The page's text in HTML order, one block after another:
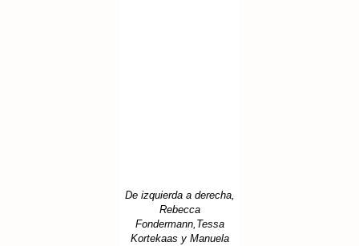
De izquierda a derecha,
Rebecca
Fondermann,Tessa
Kortekaas y Manuela